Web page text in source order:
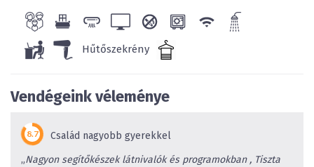
Hűtőszekrény
Vendégeink véleménye
Család nagyobb gyerekkel
„Nagyon segítőkészek látnivalók és programokban , Tiszta